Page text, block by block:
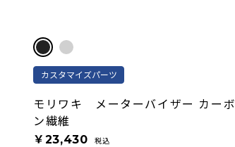
カスタマイズパーツ
モリワキ メーターバイザー カーボ
ン繊維
￥23,430 税込